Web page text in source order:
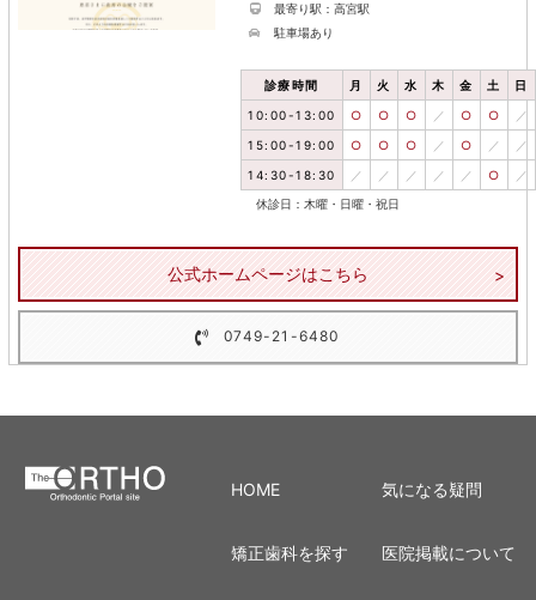
最寄り駅：高宮駅
駐車場あり
診療時間 月 火 水 木 金 土 日
10:00-13:00 ○ ○ ○ ／ ○ ○ ／
15:00-19:00 ○ ○ ○ ／ ○ ／ ／
14:30-18:30 ／ ／ ／ ／ ／ ○ ／
休診日：木曜・日曜・祝日
公式ホームページはこちら
0749-21-6480
HOME
矯正歯科を探す
気になる疑問
医院掲載について